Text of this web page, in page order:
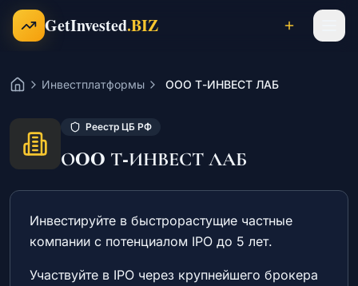
Перейти к содержимому
GetInvested.BIZ
Проекты
Готовый бизнес
Франшизы
Инвесторы
ГлавнаяИнвестплатформы ОOO Т-ИНВЕСТ ЛАБ
Реестр ЦБ РФ
ОOO Т-ИНВЕСТ ЛАБ
Инвестируйте в быстрорастущие частные
компании с потенциалом IPO до 5 лет.
Участвуйте в IPO через крупнейшего брокера